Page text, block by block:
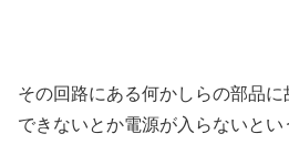
その回路にある何かしらの部品
できないとか電源が入らないと